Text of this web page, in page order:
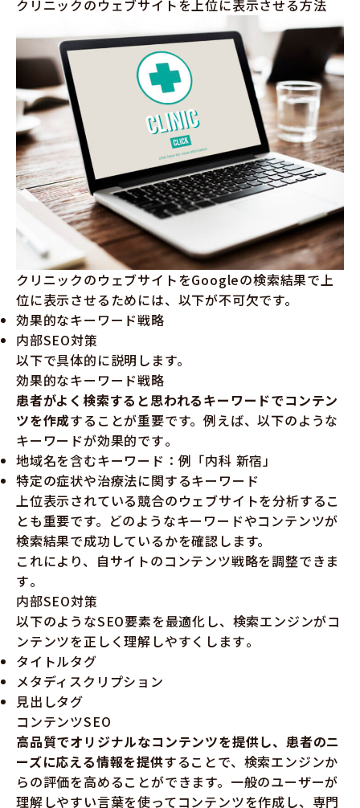
クリニックのウェブサイトを上位に表示させる方法
クリニックのウェブサイトをGoogleの検索結果で上
位に表示させるためには、以下が不可欠です。
効果的なキーワード戦略
内部SEO対策
以下で具体的に説明します。
効果的なキーワード戦略
患者がよく検索すると思われるキーワードでコンテン
ツを作成することが重要です。例えば、以下のような
キーワードが効果的です​​。
地域名を含むキーワード：例「内科 新宿」
特定の症状や治療法に関するキーワード
上位表示されている競合のウェブサイトを分析するこ
とも重要です。どのようなキーワードやコンテンツが
検索結果で成功しているかを確認します。
これにより、自サイトのコンテンツ戦略を調整できま
す​​。
内部SEO対策
以下のようなSEO要素を最適化し、検索エンジンがコ
ンテンツを正しく理解しやすくします​​。
タイトルタグ
メタディスクリプション
見出しタグ
コンテンツSEO
高品質でオリジナルなコンテンツを提供し、患者のニ
ーズに応える情報を提供することで、検索エンジンか
らの評価を高めることができます。一般のユーザーが
理解しやすい言葉を使ってコンテンツを作成し、専門